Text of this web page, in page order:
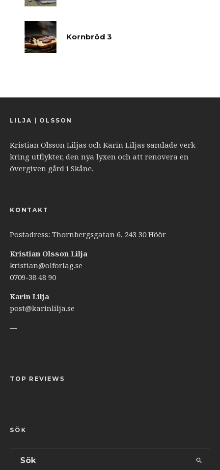
Kornbröd 3
LILJA | OLSSON
Kristian Olsson Liljas och Karin Liljas samlade verk
kring utflykter, den nya lyxen och att renovera en
övergiven gård i Skåne.
KONTAKT
Postadress: Thornbergsgatan 6, 243 30 Höör
Kristian Olsson Lilja
kristian@olforlag.se
0709-38 48 90
Karin Lilja
post@karinlilja.se
—
TOP REVIEWS
SÖK